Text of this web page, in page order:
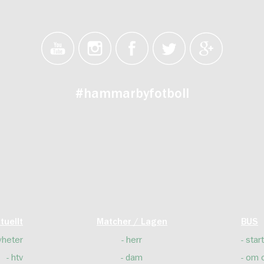
#hammarbyfotboll
htv
Matcher / Lagen
herr
dam
BUS
start
om